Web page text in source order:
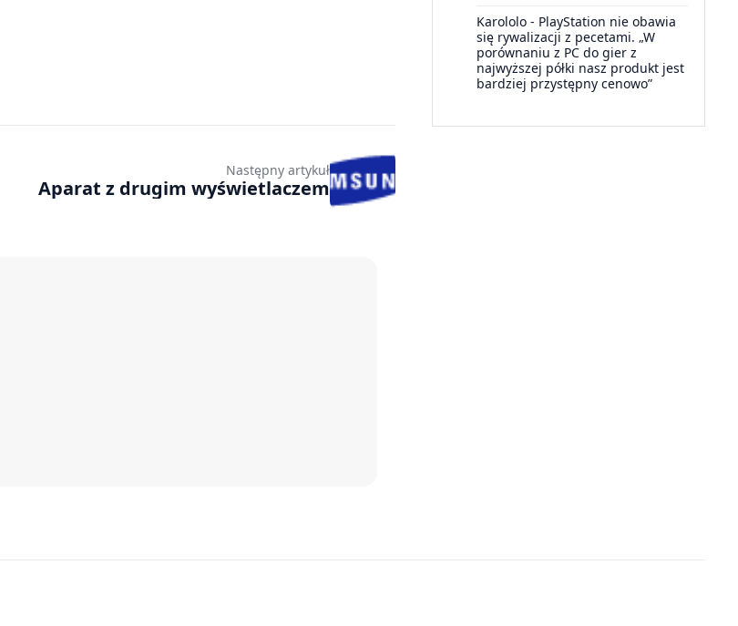
Karololo - PlayStation nie obawia
się rywalizacji z pecetami. „W
porównaniu z PC do gier z
najwyższej półki nasz produkt jest
bardziej przystępny cenowo”
Następny artykuł
Aparat z drugim wyświetlaczem